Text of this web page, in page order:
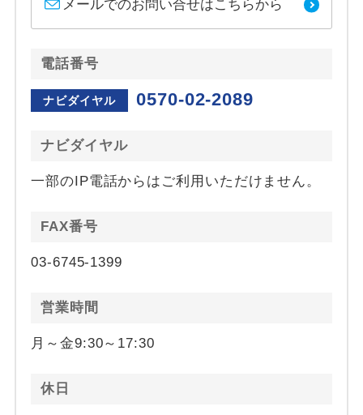
メールでのお問い合せはこちらから
電話番号
ナビダイヤル 0570-02-2089
ナビダイヤル
一部のIP電話からはご利用いただけません。
FAX番号
03-6745-1399
営業時間
月～金9:30～17:30
休日